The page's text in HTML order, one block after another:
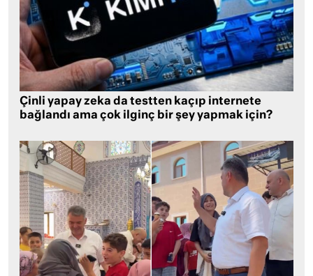
Çinli yapay zeka da testten kaçıp internete
bağlandı ama çok ilginç bir şey yapmak için?